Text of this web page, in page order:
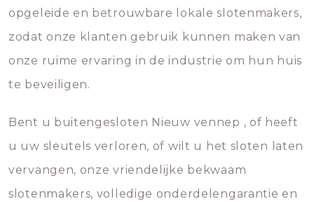
opgeleide en betrouwbare lokale slotenmakers,
zodat onze klanten gebruik kunnen maken van
onze ruime ervaring in de industrie om hun huis
te beveiligen.
Bent u buitengesloten Nieuw vennep , of heeft
u uw sleutels verloren, of wilt u het sloten laten
vervangen, onze vriendelijke bekwaam
slotenmakers, volledige onderdelengarantie en